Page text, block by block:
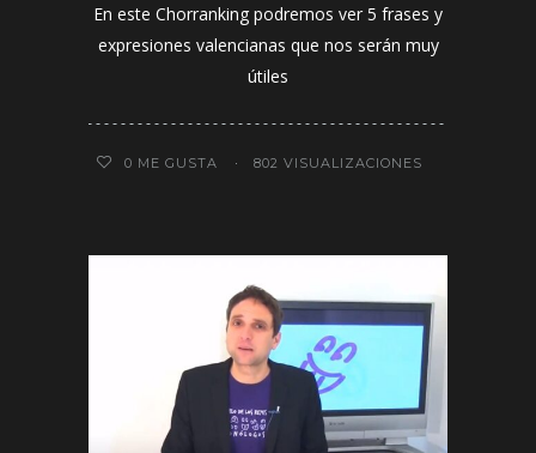
En este Chorranking podremos ver 5 frases y
expresiones valencianas que nos serán muy
útiles
0 ME GUSTA 802 VISUALIZACIONES